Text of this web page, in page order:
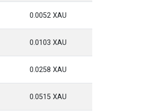
0.0052 XAU
0.0103 XAU
0.0258 XAU
0.0515 XAU